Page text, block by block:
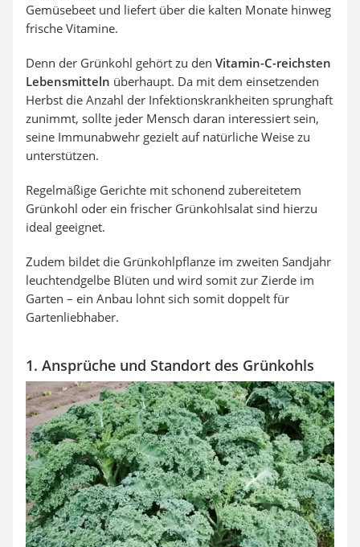
Gemüsebeet und liefert über die kalten Monate hinweg
frische Vitamine.
Denn der Grünkohl gehört zu den Vitamin-C-reichsten
Lebensmitteln überhaupt. Da mit dem einsetzenden
Herbst die Anzahl der Infektionskrankheiten sprunghaft
zunimmt, sollte jeder Mensch daran interessiert sein,
seine Immunabwehr gezielt auf natürliche Weise zu
unterstützen.
Regelmäßige Gerichte mit schonend zubereitetem
Grünkohl oder ein frischer Grünkohlsalat sind hierzu
ideal geeignet.
Zudem bildet die Grünkohlpflanze im zweiten Sandjahr
leuchtendgelbe Blüten und wird somit zur Zierde im
Garten – ein Anbau lohnt sich somit doppelt für
Gartenliebhaber.
1. Ansprüche und Standort des Grünkohls